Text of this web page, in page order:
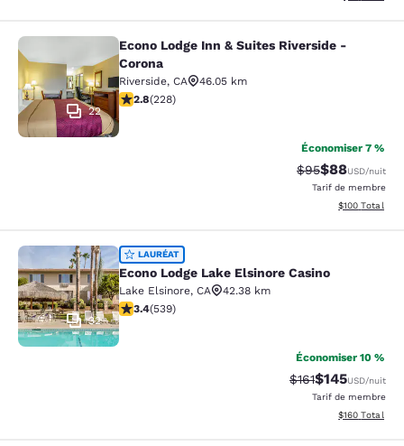
Econo Lodge Inn & Suites Riverside
22
Econo Lodge Inn & Suites Riverside -
Corona
Riverside, CA
46.05 km
2.76 étoiles. Moyen. 228 commentaires
2.8(228)
Économiser 7 %
Tarif barré :
$95Tarif réduit :
$88USD/nuit
Tarif de membre
Afficher les
$100 Total
Econo Lodge Lake Elsinore Casino
32
LAURÉAT
Econo Lodge Lake Elsinore Casino
Lake Elsinore, CA
42.38 km
3.35 étoiles. Bien. 539 commentaires
3.4(539)
Économiser 10 %
Tarif barré :
$161Tarif réduit :
$145USD/nuit
Tarif de membre
Afficher les
$160 Total